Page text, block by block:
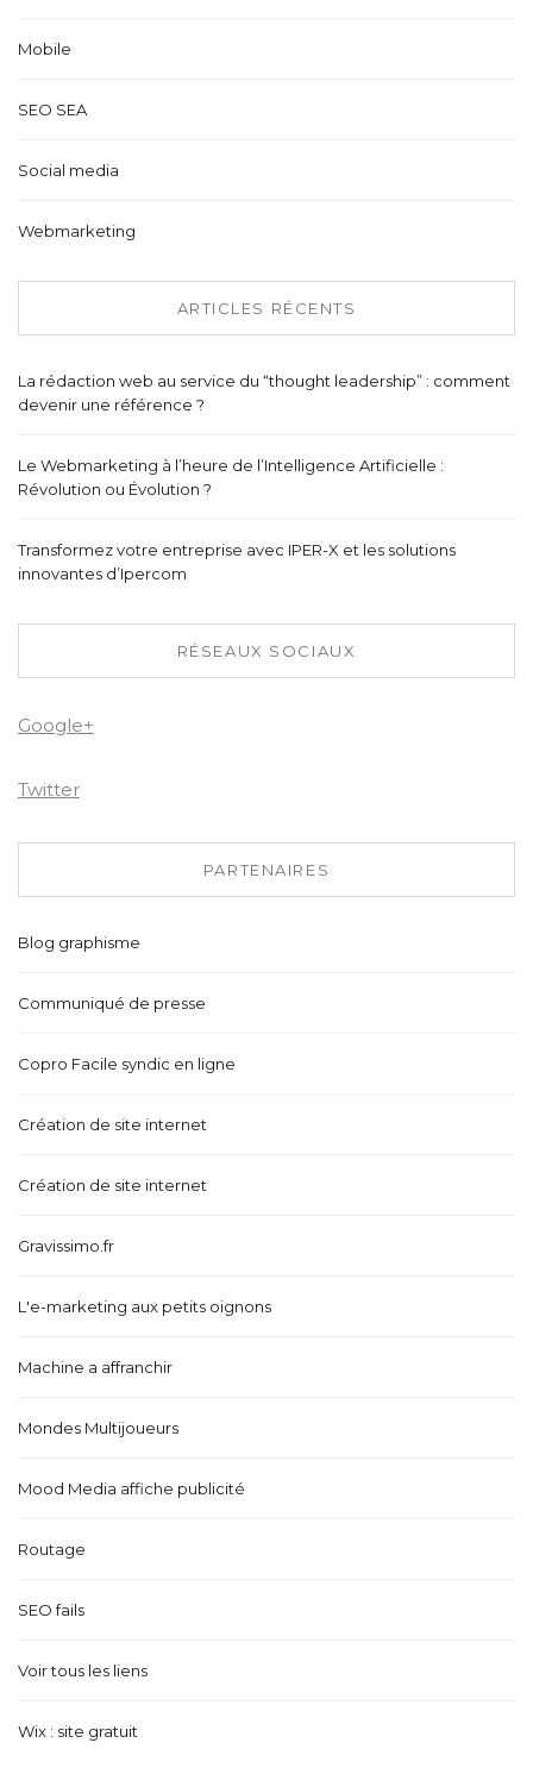
Mobile
SEO SEA
Social media
Webmarketing
ARTICLES RÉCENTS
La rédaction web au service du “thought leadership” : comment
devenir une référence ?
Le Webmarketing à l’heure de l’Intelligence Artificielle :
Révolution ou Évolution ?
Transformez votre entreprise avec IPER-X et les solutions
innovantes d’Ipercom
RÉSEAUX SOCIAUX
Google+
Twitter
PARTENAIRES
Blog graphisme
Communiqué de presse
Copro Facile syndic en ligne
Création de site internet
Création de site internet
Gravissimo.fr
L'e-marketing aux petits oignons
Machine a affranchir
Mondes Multijoueurs
Mood Media affiche publicité
Routage
SEO fails
Voir tous les liens
Wix : site gratuit